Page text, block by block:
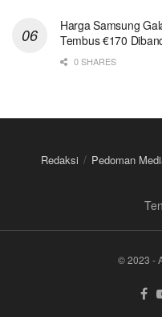
Harga Samsung
Tembus €170
0 SHARES
Redaksi Pedoman
© 2023 -